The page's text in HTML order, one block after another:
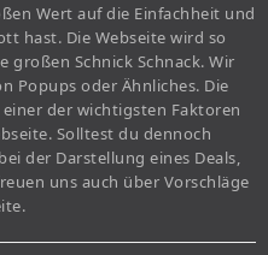
Wert auf die Einfachheit und
hast. Die Webseite wird so
großen Schnick Schnack. Wir
Popups oder Ähnliches. Die
der wichtigsten Faktoren
Solltest du dennoch
der Darstellung eines Deals,
uns auch über Vorschläge